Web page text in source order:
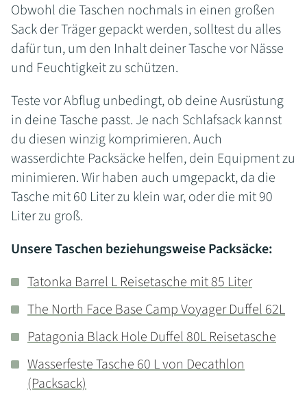
Obwohl die Taschen nochmals in einen großen
Sack der Träger gepackt werden, solltest du alles
dafür tun, um den Inhalt deiner Tasche vor Nässe
und Feuchtigkeit zu schützen.
Teste vor Abflug unbedingt, ob deine Ausrüstung
in deine Tasche passt. Je nach Schlafsack kannst
du diesen winzig komprimieren. Auch
wasserdichte Packsäcke helfen, dein Equipment zu
minimieren. Wir haben auch umgepackt, da die
Tasche mit 60 Liter zu klein war, oder die mit 90
Liter zu groß.
Unsere Taschen beziehungsweise Packsäcke:
Tatonka Barrel L Reisetasche mit 85 Liter
The North Face Base Camp Voyager Duffel 62L
Patagonia Black Hole Duffel 80L Reisetasche
Wasserfeste Tasche 60 L von Decathlon
(Packsack)